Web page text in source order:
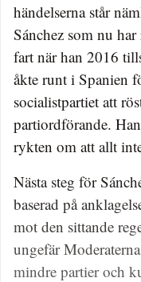
händelserna står
Sánchez som nu
fart när han 2016
åkte runt i Spanien
socialistpartiet att
partiordförande.
rykten om att allt
Nästa steg för
baserad på
mot den sittande
ungefär
mindre partier och